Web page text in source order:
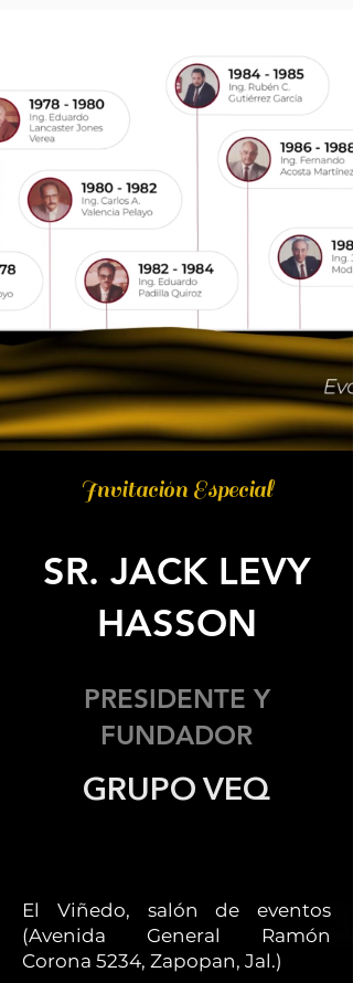
Invitación Especial
SR. JACK LEVY
HASSON
PRESIDENTE Y
FUNDADOR
GRUPO VEQ
El Viñedo, salón de eventos
(Avenida General Ramón
Corona 5234, Zapopan, Jal.)